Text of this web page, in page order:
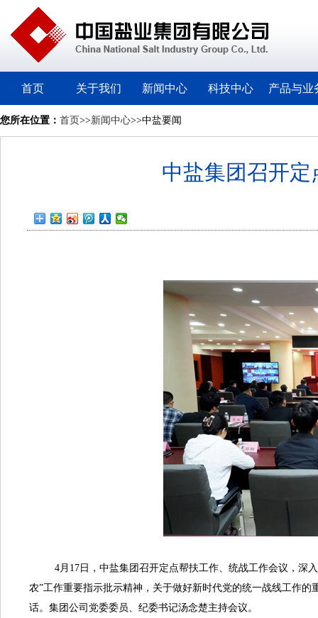
首页 关于我们 新闻中心 科技中心 产品与业
您所在位置： 首页>>新闻中心>>中盐要闻
中盐集团召开
4月17日，中盐集团召开定点帮扶工作、统战工作会议，深入
农”工作重要指示批示精神，关于做好新时代党的统一战线工作
话。集团公司党委委员、纪委书记汤念楚主持会议。